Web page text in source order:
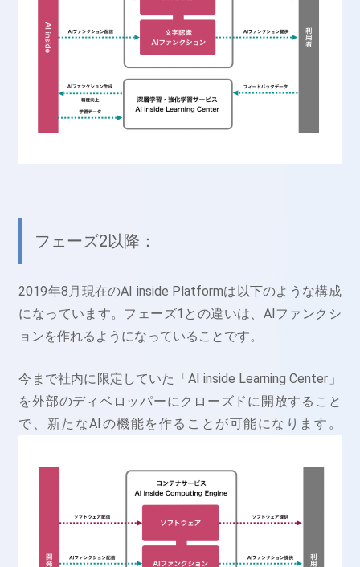
フェーズ2以降 ：
2019年8月現在のAI inside Platformは以下のような構成
になっています。フェーズ1との違いは、AIファンクシ
ョンを作れるようになっていることです。
今まで社内に限定していた「AI inside Learning Center」
を外部のディベロッパーにクローズドに開放すること
で、新たなAIの機能を作ることが可能になります。